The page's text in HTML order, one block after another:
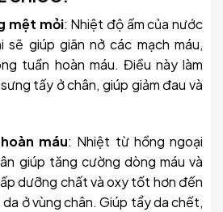
mệt mỏi: Nhiệt độ ấm của nước
sẽ giúp giãn nở các mạch máu,
tuần hoàn máu. Điều này làm
tấy ở chân, giúp giảm đau và
máu: Nhiệt từ hồng ngoại
giúp tăng cường dòng máu và
dưỡng chất và oxy tốt hơn đến
ở vùng chân. Giúp tẩy da chết,